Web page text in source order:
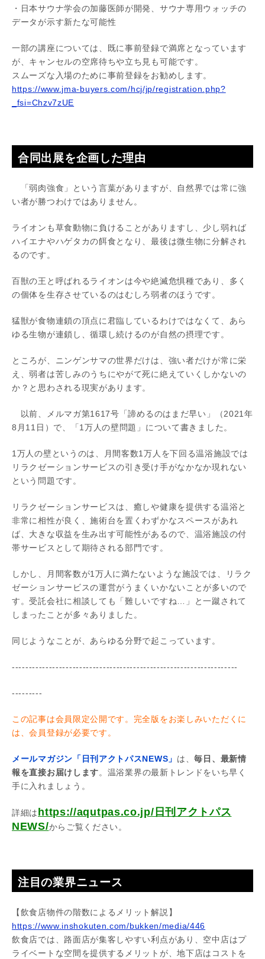
・日本サウナ学会の加藤医師が開発、サウナ専用ウォッチの
データが示す新たな可能性
一部の講座については、既に事前登録で満席となっています
が、キャンセルの空席待ちや立ち見も可能です。
スムーズな入場のために事前登録をお勧めします。
https://www.jma-buyers.com/hcj/jp/registration.php?
_fsi=Chzv7zUE
合同出展を企画した理由
「弱肉強食」という言葉がありますが、自然界では常に強
い者が勝つわけではありません。
ライオンも草食動物に負けることがありますし、少し弱れば
ハイエナやハゲタカの餌食となり、最後は微生物に分解され
るのです。
百獣の王と呼ばれるライオンは今や絶滅危惧種であり、多く
の個体を生存させているのはむしろ弱者のほうです。
猛獣が食物連鎖の頂点に君臨しているわけではなくて、あら
ゆる生物が連鎖し、循環し続けるのが自然の摂理です。
ところが、ニンゲンサマの世界だけは、強い者だけが常に栄
え、弱者は苦しみのうちにやがて死に絶えていくしかないの
か？と思わされる現実があります。
以前、メルマガ第1617号「諦めるのはまだ早い」（2021年
8月11日）で、「1万人の壁問題」について書きました。
1万人の壁というのは、月間客数1万人を下回る温浴施設では
リラクゼーションサービスの引き受け手がなかなか現れない
という問題です。
リラクゼーションサービスは、癒しや健康を提供する温浴と
非常に相性が良く、施術台を置くわずかなスペースがあれ
ば、大きな収益を生み出す可能性があるので、温浴施設の付
帯サービスとして期待される部門です。
しかし、月間客数が1万人に満たないような施設では、リラク
ゼーションサービスの運営がうまくいかないことが多いので
す。受託会社に相談しても「難しいですね…」と一蹴されて
しまったことが多々ありました。
同じようなことが、あらゆる分野で起こっています。
-------------------------------------------------------------------
---------
この記事は会員限定公開です。完全版をお楽しみいただくに
は、会員登録が必要です。
メールマガジン「日刊アクトパスNEWS」 は、毎日、最新情
報を直接お届けします。温浴業界の最新トレンドをいち早く
手に入れましょう。
詳細は https://aqutpas.co.jp/日刊アクトパス
NEWS/からご覧ください。
注目の業界ニュース
【飲食店物件の階数によるメリット解説】
https://www.inshokuten.com/bukken/media/446
飲食店では、路面店が集客しやすい利点があり、空中店はプ
ライベートな空間を提供するメリットが、地下店はコストを